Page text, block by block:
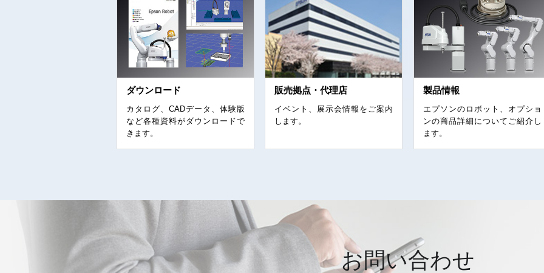
ダウンロード
カタログ、CADデータ、体験版
など各種資料がダウンロードで
きます。
販売拠点・代理店
イベント、展示会情報をご案内
します。
製品情報
エプソンのロボット、オプショ
ンの商品詳細についてご紹介し
ます。
お問い合わせ